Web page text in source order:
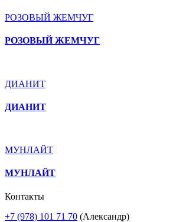
РОЗОВЫЙ ЖЕМЧУГ
РОЗОВЫЙ ЖЕМЧУГ
ДИАНИТ
ДИАНИТ
МУНЛАЙТ
МУНЛАЙТ
Контакты
+7 (978) 101 71 70 (Александр)